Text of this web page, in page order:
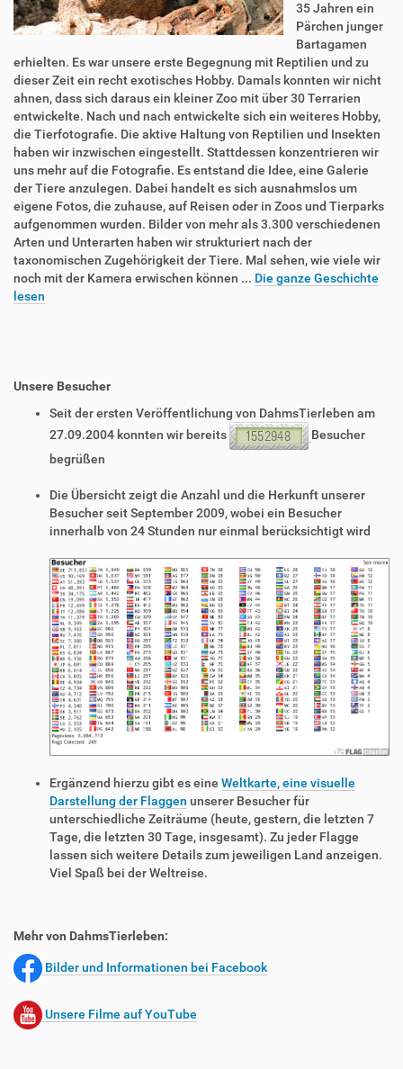
35 Jahren ein
Pärchen junger
Bartagamen
erhielten. Es war unsere erste Begegnung mit Reptilien und zu
dieser Zeit ein recht exotisches Hobby. Damals konnten wir nicht
ahnen, dass sich daraus ein kleiner Zoo mit über 30 Terrarien
entwickelte. Nach und nach entwickelte sich ein weiteres Hobby,
die Tierfotografie. Die aktive Haltung von Reptilien und Insekten
haben wir inzwischen eingestellt. Stattdessen konzentrieren wir
uns mehr auf die Fotografie. Es entstand die Idee, eine Galerie
der Tiere anzulegen. Dabei handelt es sich ausnahmslos um
eigene Fotos, die zuhause, auf Reisen oder in Zoos und Tierparks
aufgenommen wurden. Bilder von mehr als 3.300 verschiedenen
Arten und Unterarten haben wir strukturiert nach der
taxonomischen Zugehörigkeit der Tiere. Mal sehen, wie viele wir
noch mit der Kamera erwischen können ... Die ganze Geschichte
lesen
Unsere Besucher
Seit der ersten Veröffentlichung von DahmsTierleben am
27.09.2004 konnten wir bereits
Besucher
begrüßen
Die Übersicht zeigt die Anzahl und die Herkunft unserer
Besucher seit September 2009, wobei ein Besucher
innerhalb von 24 Stunden nur einmal berücksichtigt wird
Ergänzend hierzu gibt es eine Weltkarte, eine visuelle
Darstellung der Flaggen unserer Besucher für
unterschiedliche Zeiträume (heute, gestern, die letzten 7
Tage, die letzten 30 Tage, insgesamt). Zu jeder Flagge
lassen sich weitere Details zum jeweiligen Land anzeigen.
Viel Spaß bei der Weltreise.
Mehr von DahmsTierleben:
Bilder und Informationen bei Facebook
Unsere Filme auf YouTube